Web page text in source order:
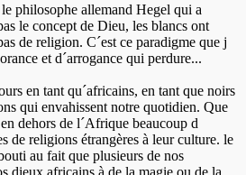
philosophe allemand Hegel qui a
le concept de Dieu, les blancs ont
de religion. C´est ce paradigme que j
et d´arrogance qui perdure...
en tant qu´africains, en tant que noirs
qui envahissent notre quotidien. Que
dehors de l´Afrique beaucoup d
de religions étrangères à leur culture. le
au fait que plusieurs de nos
dieux africains à de la magie ou de la